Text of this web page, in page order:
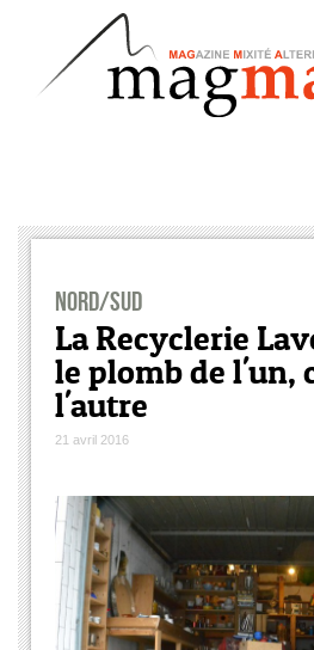
Nord/Sud
La Recyclerie
le plomb de l'un,
l'autre
21 avril 2016